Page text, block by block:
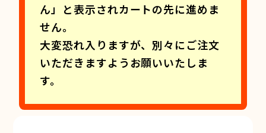
ん」と表示されカートの先に進めま
せん。
大変恐れ入りますが、別々にご注文
いただきますようお願いいたしま
す。